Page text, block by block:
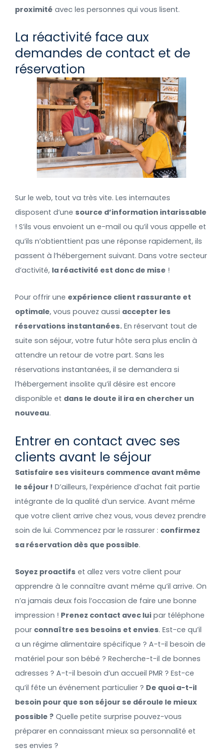
proximité avec les personnes qui vous lisent.
La réactivité face aux
demandes de contact et de
réservation
Sur le web, tout va très vite. Les internautes
disposent d’une source d’information intarissable
! S’ils vous envoient un e-mail ou qu’il vous appelle et
qu’ils n’obtienttient pas une réponse rapidement, ils
passent à l’hébergement suivant. Dans votre secteur
d’activité, la réactivité est donc de mise !
Pour offrir une expérience client rassurante et
optimale, vous pouvez aussi accepter les
réservations instantanées. En réservant tout de
suite son séjour, votre futur hôte sera plus enclin à
attendre un retour de votre part. Sans les
réservations instantanées, il se demandera si
l’hébergement insolite qu’il désire est encore
disponible et dans le doute il ira en chercher un
nouveau.
Entrer en contact avec ses
clients avant le séjour
Satisfaire ses visiteurs commence avant même
le séjour ! D’ailleurs, l’expérience d’achat fait partie
intégrante de la qualité d’un service. Avant même
que votre client arrive chez vous, vous devez prendre
soin de lui. Commencez par le rassurer : confirmez
sa réservation dès que possible.
Soyez proactifs et allez vers votre client pour
apprendre à le connaître avant même qu’il arrive. On
n’a jamais deux fois l’occasion de faire une bonne
impression ! Prenez contact avec lui par téléphone
pour connaître ses besoins et envies. Est-ce qu’il
a un régime alimentaire spécifique ? A-t-il besoin de
matériel pour son bébé ? Recherche-t-il de bonnes
adresses ? A-t-il besoin d’un accueil PMR ? Est-ce
qu’il fête un événement particulier ? De quoi a-t-il
besoin pour que son séjour se déroule le mieux
possible ? Quelle petite surprise pouvez-vous
préparer en connaissant mieux sa personnalité et
ses envies ?